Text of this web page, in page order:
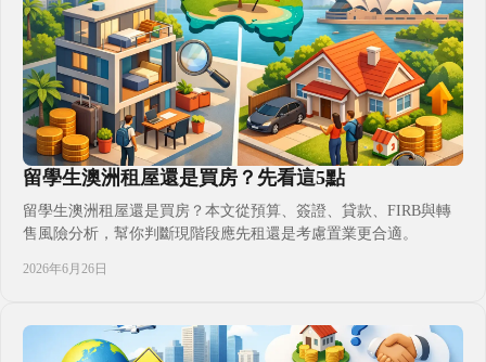
留學生澳洲租屋還是買房？先看這5點
留學生澳洲租屋還是買房？本文從預算、簽證、貸款、FIRB與轉
售風險分析，幫你判斷現階段應先租還是考慮置業更合適。
2026年6月26日